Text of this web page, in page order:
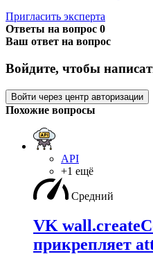
Пригласить эксперта
Ответы на вопрос 0
Ваш ответ на вопрос
Войдите, чтобы
Войти через центр авторизации
Похожие вопросы
API
+1 ещё
Средний
VK
прикрепляет